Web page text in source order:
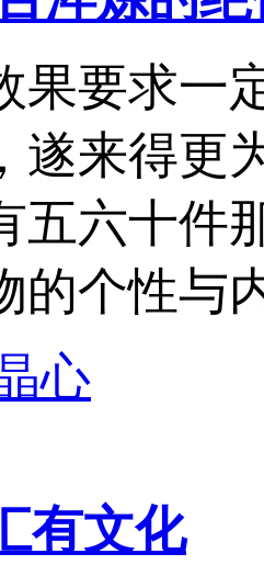
果要求一
遂来得更
五六十件
的个性与
心
有文化